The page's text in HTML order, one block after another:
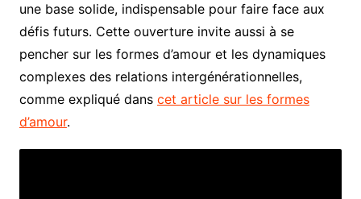
une base solide, indispensable pour faire face aux
défis futurs. Cette ouverture invite aussi à se
pencher sur les formes d’amour et les dynamiques
complexes des relations intergénérationnelles,
comme expliqué dans cet article sur les formes
d’amour.